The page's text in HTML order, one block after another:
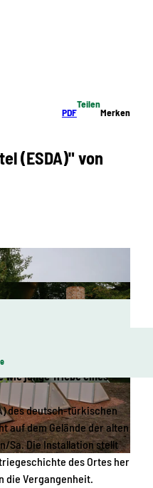
PDF
Teilen
Merken
(ESDA)" von
© Johannes Richter, Chemnitz 2025 gGmbH
an
wie junge Triebe eines
des deutsch-türkischen
auf dem Gelände der alten
Sa. Die Installation stellt
des Ortes her
die Vergangenheit.